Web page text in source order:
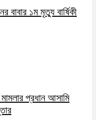
বাবার ১ম মৃত্যু বার্ষিকী
প্রধান আসামি